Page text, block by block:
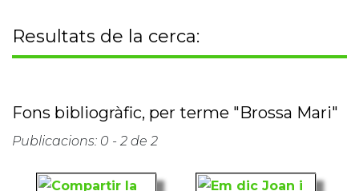
Resultats de la cerca:
Fons bibliogràfic, per terme "Brossa Mari"
Publicacions: 0 - 2 de 2